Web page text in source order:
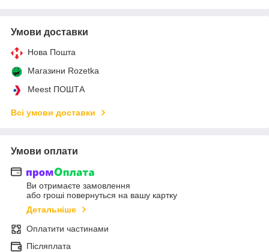
Умови доставки
Нова Пошта
Магазини Rozetka
Meest ПОШТА
Всі умови доставки
Умови оплати
Ви отримаєте замовлення
або гроші повернуться на вашу картку
Детальніше
Оплатити частинами
Післяплата